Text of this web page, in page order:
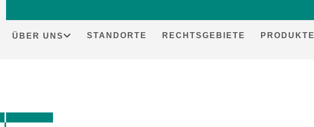
contentÜBER UNS STANDORTE RECHTSGEBIETE PRODUKTE